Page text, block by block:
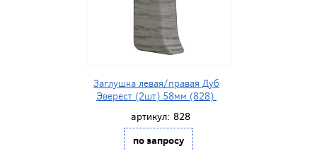
Заглушка левая/правая Дуб
Эверест (2шт) 58мм (828).
артикул: 828
по запросу